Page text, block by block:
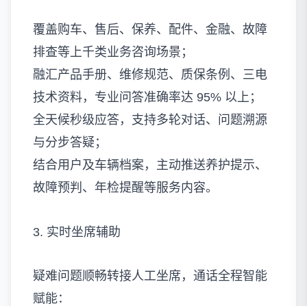
覆盖购车、售后、保养、配件、金融、故障
排查等上千类业务咨询场景；
融汇产品手册、维修规范、质保条例、三电
技术资料，专业问答准确率达 95% 以上；
全天候秒级应答，支持多轮对话、问题溯源
与分步答疑；
结合用户及车辆档案，主动推送养护提示、
故障预判、年检提醒等服务内容。
3. 实时坐席辅助
疑难问题顺畅转接人工坐席，通话全程智能
赋能：